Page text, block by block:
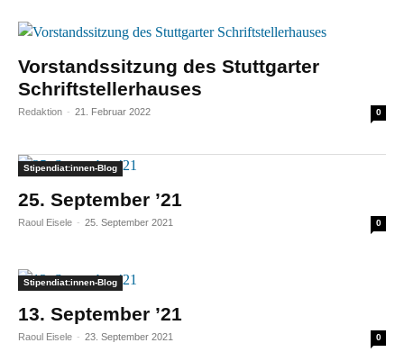
Vorstandssitzung des Stuttgarter
Schriftstellerhauses
Redaktion - 21. Februar 2022 0
Stipendiat:innen-Blog
25. September ’21
Raoul Eisele - 25. September 2021 0
Stipendiat:innen-Blog
13. September ’21
Raoul Eisele - 23. September 2021 0